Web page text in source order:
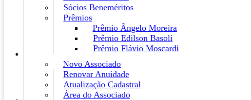
Sócios Beneméritos
Prêmios
Prêmio Ângelo Moreira
Prêmio Edilson Basoli
Prêmio Flávio Moscardi
Novo Associado
Renovar Anuidade
Atualização Cadastral
Área do Associado